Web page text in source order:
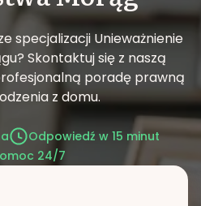
specjalizacji Unieważnienie
Skontaktuj się z naszą
poradę prawną
z domu.
Odpowiedź w 15 minut
24/7